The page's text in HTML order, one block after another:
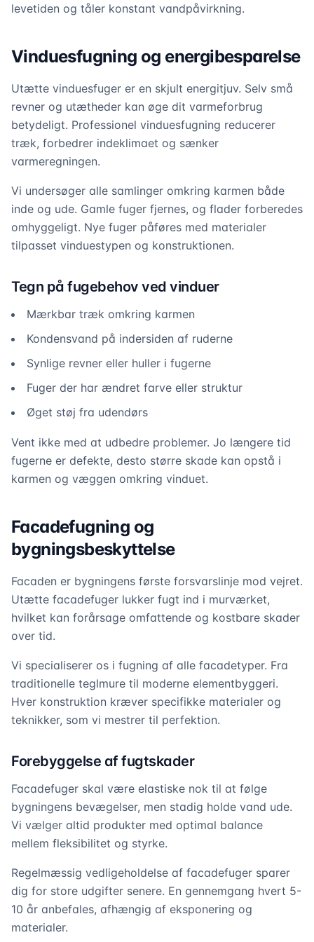
levetiden og tåler konstant vandpåvirkning.
Vinduesfugning og energibesparelse
Utætte vinduesfuger er en skjult energitjuv. Selv små
revner og utætheder kan øge dit varmeforbrug
betydeligt. Professionel vinduesfugning reducerer
træk, forbedrer indeklimaet og sænker
varmeregningen.
Vi undersøger alle samlinger omkring karmen både
inde og ude. Gamle fuger fjernes, og flader forberedes
omhyggeligt. Nye fuger påføres med materialer
tilpasset vinduestypen og konstruktionen.
Tegn på fugebehov ved vinduer
Mærkbar træk omkring karmen
Kondensvand på indersiden af ruderne
Synlige revner eller huller i fugerne
Fuger der har ændret farve eller struktur
Øget støj fra udendørs
Vent ikke med at udbedre problemer. Jo længere tid
fugerne er defekte, desto større skade kan opstå i
karmen og væggen omkring vinduet.
Facadefugning og
bygningsbeskyttelse
Facaden er bygningens første forsvarslinje mod vejret.
Utætte facadefuger lukker fugt ind i murværket,
hvilket kan forårsage omfattende og kostbare skader
over tid.
Vi specialiserer os i fugning af alle facadetyper. Fra
traditionelle teglmure til moderne elementbyggeri.
Hver konstruktion kræver specifikke materialer og
teknikker, som vi mestrer til perfektion.
Forebyggelse af fugtskader
Facadefuger skal være elastiske nok til at følge
bygningens bevægelser, men stadig holde vand ude.
Vi vælger altid produkter med optimal balance
mellem fleksibilitet og styrke.
Regelmæssig vedligeholdelse af facadefuger sparer
dig for store udgifter senere. En gennemgang hvert 5-
10 år anbefales, afhængig af eksponering og
materialer.